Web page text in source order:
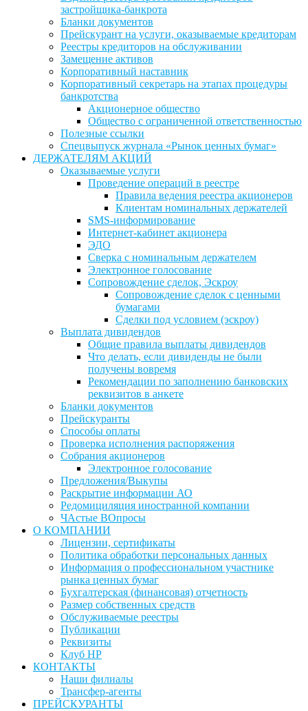
застройщика-банкрота
Бланки документов
Прейскурант на услуги, оказываемые кредиторам
Реестры кредиторов на обслуживании
Замещение активов
Корпоративный наставник
Корпоративный секретарь на этапах процедуры
банкротства
Акционерное общество
Общество с ограниченной ответственностью
Полезные ссылки
Спецвыпуск журнала «Рынок ценных бумаг»
ДЕРЖАТЕЛЯМ АКЦИЙ
Оказываемые услуги
Проведение операций в реестре
Правила ведения реестра акционеров
Клиентам номинальных держателей
SMS-информирование
Интернет-кабинет акционера
ЭДО
Сверка с номинальным держателем
Электронное голосование
Сопровождение сделок, Эскроу
Сопровождение сделок с ценными
бумагами
Сделки под условием (эскроу)
Выплата дивидендов
Общие правила выплаты дивидендов
Что делать, если дивиденды не были
получены вовремя
Рекомендации по заполнению банковских
реквизитов в анкете
Бланки документов
Прейскуранты
Способы оплаты
Проверка исполнения распоряжения
Собрания акционеров
Электронное голосование
Предложения/Выкупы
Раскрытие информации АО
Редомициляция иностранной компании
ЧАстые ВОпросы
О КОМПАНИИ
Лицензии, сертификаты
Политика обработки персональных данных
Информация о профессиональном участнике
рынка ценных бумаг
Бухгалтерская (финансовая) отчетность
Размер собственных средств
Обслуживаемые реестры
Публикации
Реквизиты
Клуб НР
КОНТАКТЫ
Наши филиалы
Трансфер-агенты
ПРЕЙСКУРАНТЫ